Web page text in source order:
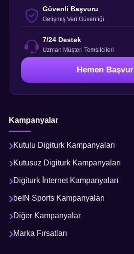
Güvenli Başvuru
Gelişmiş Veri Güvenliği
7/24 Destek
Uzman Müşteri Temsilcileri
Hemen Başvur
Kampanyalar
Kutulu Digiturk Kampanyaları
Kutusuz Digiturk Kampanyaları
Digiturk İnternet Kampanyaları
beIN Sports Kampanyaları
Diğer Kampanyalar
Marka Fırsatları